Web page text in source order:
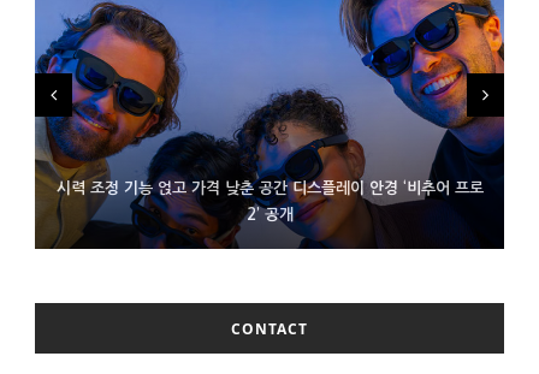
시력 조정 기능 얹고 가격 낮춘 공간 디스플레이 안경 ‘비추어 프로
2’ 공개
D램 부족에 10억달러어치 아이폰18 프로세서 패키징 대기 중
300~400달러 반지형 스피커 준비하는 오픈AI
CONTACT